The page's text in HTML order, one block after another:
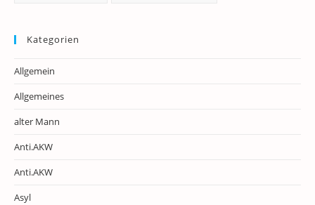
Kategorien
Allgemein
Allgemeines
alter Mann
Anti.AKW
Anti.AKW
Asyl